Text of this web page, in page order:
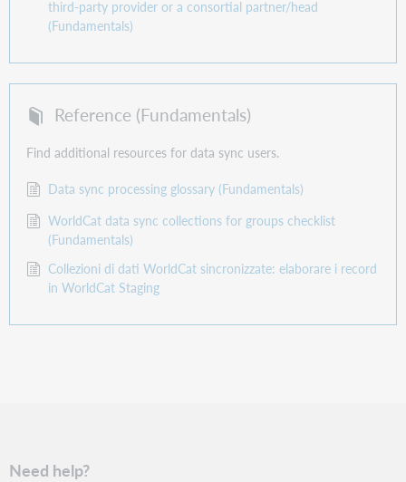
third-party provider or a consortial partner/head
(Fundamentals)
Reference (Fundamentals)
Find additional resources for data sync users.
Data sync processing glossary (Fundamentals)
WorldCat data sync collections for groups checklist
(Fundamentals)
Collezioni di dati WorldCat sincronizzate: elaborare i record
in WorldCat Staging
Need help?